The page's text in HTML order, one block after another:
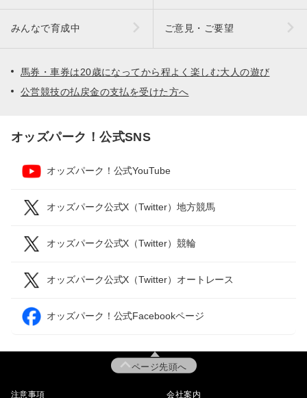
みんなで育成中 ご意見・ご要望
馬券・車券は20歳になってから程よく楽しむ大人の遊び
公営競技の払戻金の支払を受けた方へ
オッズパーク！公式SNS
オッズパーク！公式YouTube
オッズパーク公式X（Twitter）地方競馬
オッズパーク公式X（Twitter）競輪
オッズパーク公式X（Twitter）オートレース
オッズパーク！公式Facebookページ
ページ先頭へ
注意事項 会社案内